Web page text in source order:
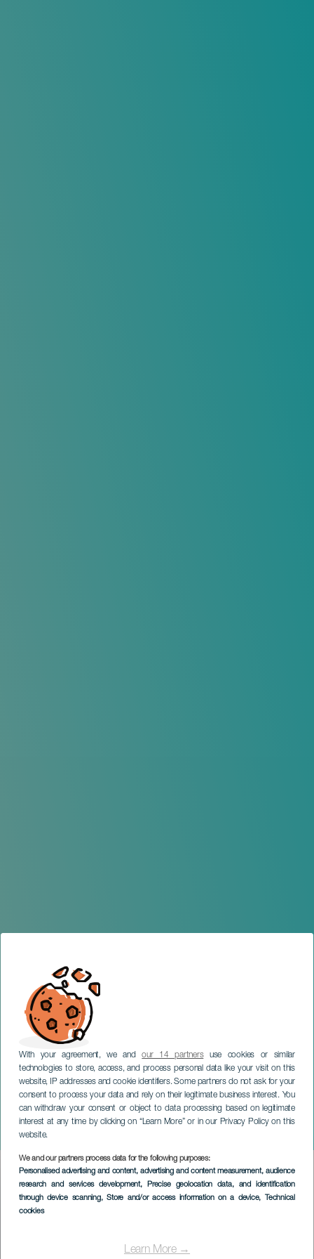
With your agreement, we andour 14 partnersuse cookies or similar
technologies to store, access, and process personal data like your visit on this
website, IP addresses and cookie identifiers. Some partners do not ask for your
consent to process your data and rely on their legitimate business interest. You
can withdraw your consent or object to data processing based on legitimate
interest at any time by clicking on “Learn More” or in our Privacy Policy on this
website.
We and our partners process data for the following purposes:
Personalised advertising and content, advertising and content measurement, audience
research and services development, Precise geolocation data, and identification
through device scanning, Store and/or access information on a device, Technical
cookies
Learn More →
CanHaria. Kanaridag i Haría
LANZAROTE
Imagen
Listado